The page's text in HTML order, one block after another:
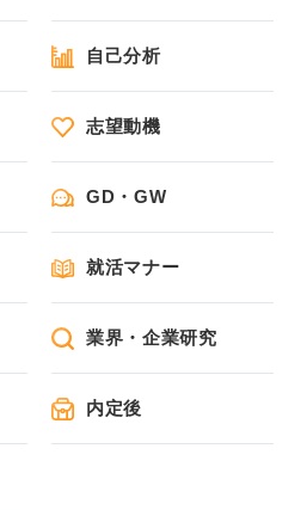
自己分析
志望動機
GD・GW
就活マナー
業界・企業研究
内定後